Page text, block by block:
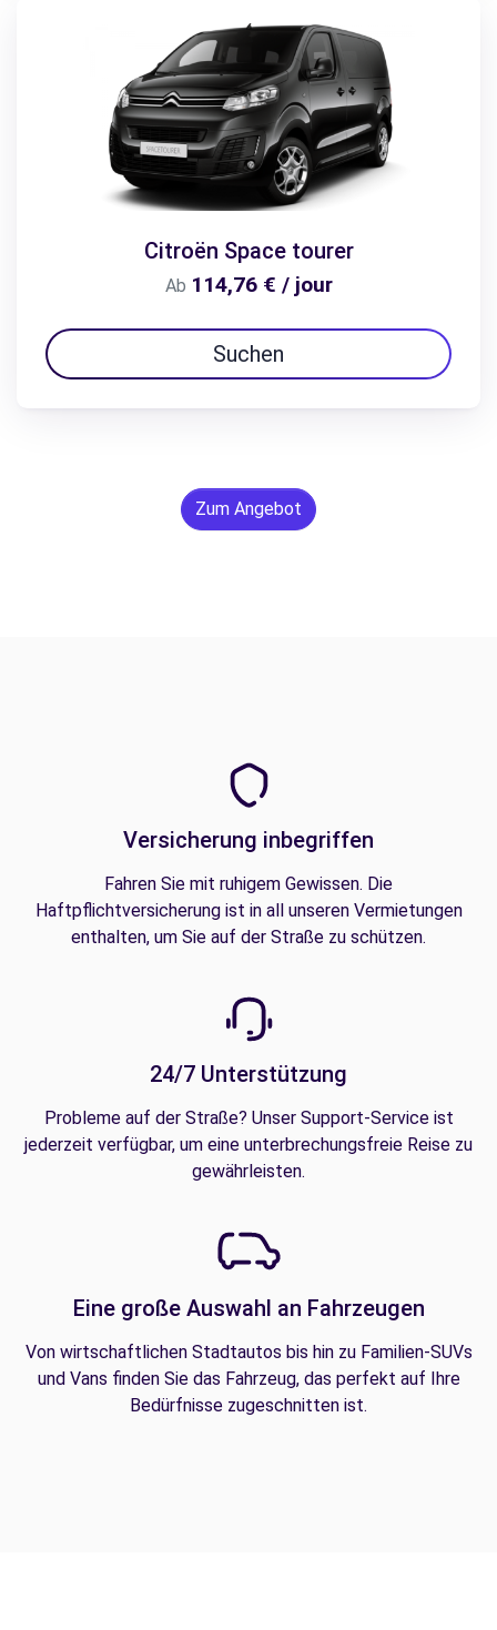
Citroën Space tourer
Ab 114,76 € / jour
Suchen
Zum Angebot
Versicherung inbegriffen
Fahren Sie mit ruhigem Gewissen. Die
Haftpflichtversicherung ist in all unseren Vermietungen
enthalten, um Sie auf der Straße zu schützen.
24/7 Unterstützung
Probleme auf der Straße? Unser Support-Service ist
jederzeit verfügbar, um eine unterbrechungsfreie Reise zu
gewährleisten.
Eine große Auswahl an Fahrzeugen
Von wirtschaftlichen Stadtautos bis hin zu Familien-SUVs
und Vans finden Sie das Fahrzeug, das perfekt auf Ihre
Bedürfnisse zugeschnitten ist.